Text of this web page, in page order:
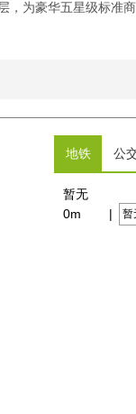
为豪华五星级标准
地铁 公
暂无
0m
| 暂